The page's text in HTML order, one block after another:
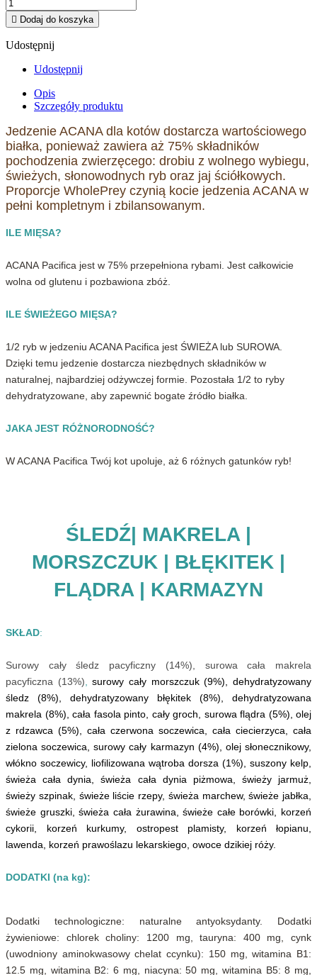
 Dodaj do koszyka
Udostępnij
Udostępnij
Opis
Szczegóły produktu
Jedzenie ACANA dla kotów dostarcza wartościowego
białka, ponieważ zawiera aż 75% składników
pochodzenia zwierzęcego: drobiu z wolnego wybiegu,
świeżych, słonowodnych ryb oraz jaj ściółkowych.
Proporcje WholePrey czynią kocie jedzenia ACANA w
pełni kompletnym i zbilansowanym.
ILE MIĘSA?
ACANA Pacifica jest w 75% przepełniona rybami. Jest całkowicie
wolna od glutenu i pozbawiona zbóż.
ILE ŚWIEŻEGO MIĘSA?
1/2 ryb w jedzeniu ACANA Pacifica jest ŚWIEŻA lub SUROWA.
Dzięki temu jedzenie dostarcza niezbędnych składników w
naturalnej, najbardziej odżywczej formie. Pozostała 1/2 to ryby
dehydratyzowane, aby zapewnić bogate źródło białka.
JAKA JEST RÓŻNORODNOŚĆ?
W ACANA Pacifica Twój kot upoluje, aż 6 różnych gatunków ryb!
ŚLEDŹ| MAKRELA |
MORSZCZUK | BŁĘKITEK |
FLĄDRA | KARMAZYN
SKŁAD:
Surowy cały śledz pacyficzny (14%), surowa cała makrela
pacyficzna (13%),surowy cały morszczuk (9%), dehydratyzowany
śledz (8%), dehydratyzowany błękitek (8%), dehydratyzowana
makrela (8%), cała fasola pinto, cały groch, surowa flądra (5%), olej
z rdzawca (5%), cała czerwona soczewica, cała ciecierzyca, cała
zielona soczewica, surowy cały karmazyn (4%), olej słonecznikowy,
włókno soczewicy, liofilizowana wątroba dorsza (1%), suszony kelp,
świeża cała dynia, świeża cała dynia piżmowa, świeży jarmuż,
świeży szpinak, świeże liście rzepy, świeża marchew, świeże jabłka,
świeże gruszki, świeża cała żurawina, świeże całe borówki, korzeń
cykorii, korzeń kurkumy, ostropest plamisty, korzeń łopianu,
lawenda, korzeń prawoślazu lekarskiego, owoce dzikiej róży.
DODATKI (na kg):
Dodatki technologiczne: naturalne antyoksydanty. Dodatki
żywieniowe: chlorek choliny: 1200 mg, tauryna: 400 mg, cynk
(uwodniony aminokwasowy chelat ccynku): 150 mg, witamina B1:
12.5 mg, witamina B2: 6 mg, niacyna: 50 mg, witamina B5: 8 mg,